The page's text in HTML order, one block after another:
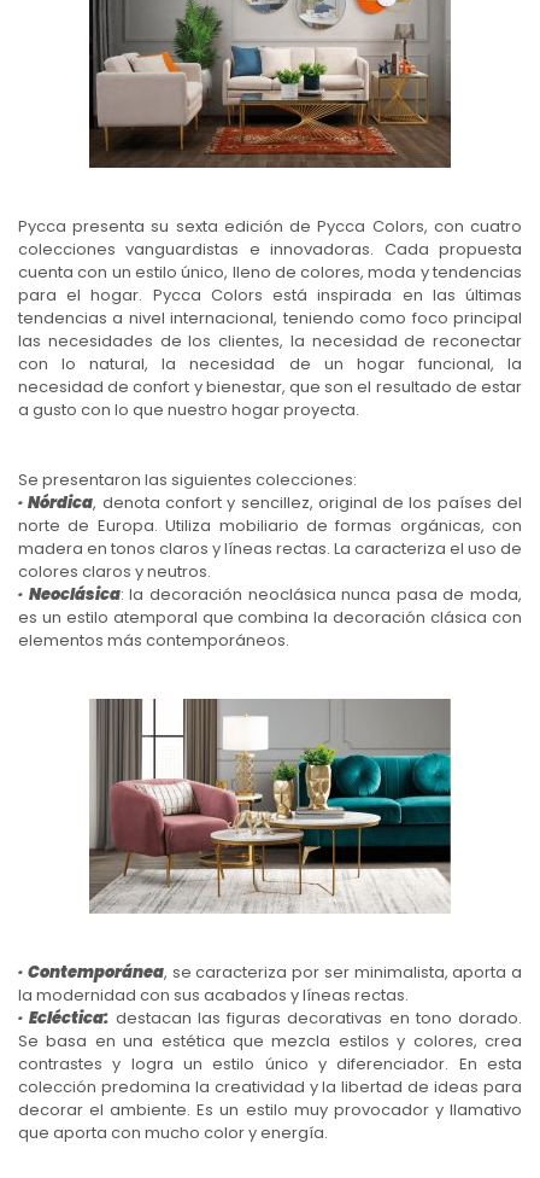
Pycca presenta su sexta edición de Pycca Colors, con cuatro
colecciones vanguardistas e innovadoras. Cada propuesta
cuenta con un estilo único, lleno de colores, moda y tendencias
para el hogar. Pycca Colors está inspirada en las últimas
tendencias a nivel internacional, teniendo como foco principal
las necesidades de los clientes, la necesidad de reconectar
con lo natural, la necesidad de un hogar funcional, la
necesidad de confort y bienestar, que son el resultado de estar
a gusto con lo que nuestro hogar proyecta.
Se presentaron las siguientes colecciones:
· Nórdica, denota confort y sencillez, original de los países del
norte de Europa. Utiliza mobiliario de formas orgánicas, con
madera en tonos claros y líneas rectas. La caracteriza el uso de
colores claros y neutros.
· Neoclásica: la decoración neoclásica nunca pasa de moda,
es un estilo atemporal que combina la decoración clásica con
elementos más contemporáneos.
· Contemporánea, se caracteriza por ser minimalista, aporta a
la modernidad con sus acabados y líneas rectas.
· Ecléctica: destacan las figuras decorativas en tono dorado.
Se basa en una estética que mezcla estilos y colores, crea
contrastes y logra un estilo único y diferenciador. En esta
colección predomina la creatividad y la libertad de ideas para
decorar el ambiente. Es un estilo muy provocador y llamativo
que aporta con mucho color y energía.